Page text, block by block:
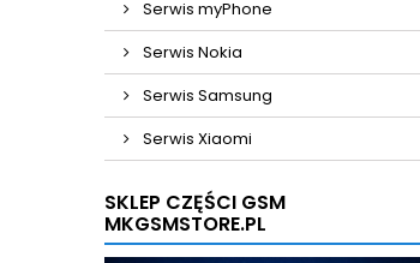
Serwis myPhone
Serwis Nokia
Serwis Samsung
Serwis Xiaomi
SKLEP CZĘŚCI GSM
MKGSMSTORE.PL